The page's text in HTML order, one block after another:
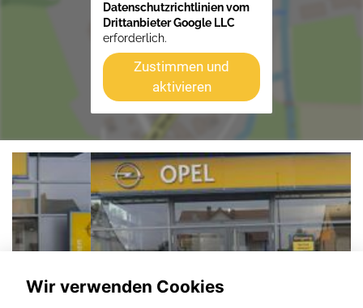
Datenschutzrichtlinien vom
Drittanbieter Google LLC
erforderlich.
Zustimmen und
aktivieren
Wir verwenden Cookies